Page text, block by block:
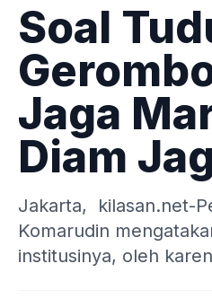
Soal
Jaga
Diam
Jakarta, kilasan.net-
Komarudin
institusinya, oleh